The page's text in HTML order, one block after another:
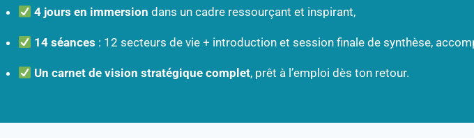
4 jours en immersion dans un cadre ressourçant et inspirant,
14 séances : 12 secteurs de vie + introduction et session finale de synthèse,
Un carnet de vision stratégique complet, prêt à l’emploi dès ton retour.